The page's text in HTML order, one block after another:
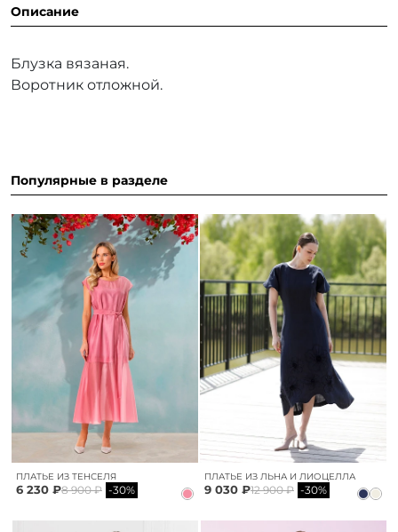
Описание
Блузка вязаная.
Воротник отложной.
Популярные в разделе
ПЛАТЬЕ ИЗ ТЕНСЕЛЯ
6 230 ₽8 900 ₽ -30%
ПЛАТЬЕ ИЗ ЛЬНА И ЛИОЦЕЛЛА
9 030 ₽12 900 ₽ -30%